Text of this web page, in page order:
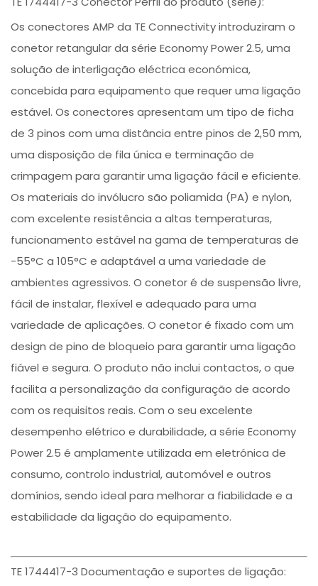
Os conectores AMP da TE Connectivity introduziram o
conetor retangular da série Economy Power 2.5, uma
solução de interligação eléctrica económica,
concebida para equipamento que requer uma ligação
estável. Os conectores apresentam um tipo de ficha
de 3 pinos com uma distância entre pinos de 2,50 mm,
uma disposição de fila única e terminação de
crimpagem para garantir uma ligação fácil e eficiente.
Os materiais do invólucro são poliamida (PA) e nylon,
com excelente resistência a altas temperaturas,
funcionamento estável na gama de temperaturas de
-55°C a 105°C e adaptável a uma variedade de
ambientes agressivos. O conetor é de suspensão livre,
fácil de instalar, flexível e adequado para uma
variedade de aplicações. O conetor é fixado com um
design de pino de bloqueio para garantir uma ligação
fiável e segura. O produto não inclui contactos, o que
facilita a personalização da configuração de acordo
com os requisitos reais. Com o seu excelente
desempenho elétrico e durabilidade, a série Economy
Power 2.5 é amplamente utilizada em eletrónica de
consumo, controlo industrial, automóvel e outros
domínios, sendo ideal para melhorar a fiabilidade e a
estabilidade da ligação do equipamento.
TE 1744417-3 Documentação e suportes de ligação: